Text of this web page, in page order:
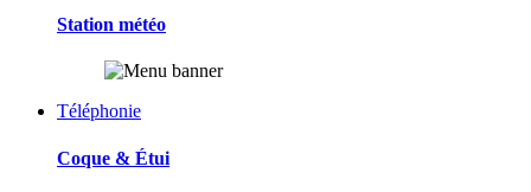
Station météo
Téléphonie
Coque & Étui